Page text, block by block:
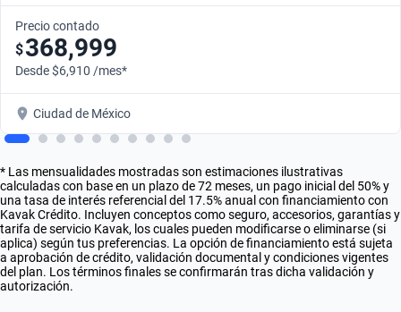
Precio contado
$368,999
Desde $6,910 /mes*
Ciudad de México
* Las mensualidades mostradas son estimaciones ilustrativas
calculadas con base en un plazo de 72 meses, un pago inicial del 50% y
una tasa de interés referencial del 17.5% anual con financiamiento con
Kavak Crédito. Incluyen conceptos como seguro, accesorios, garantías y
tarifa de servicio Kavak, los cuales pueden modificarse o eliminarse (si
aplica) según tus preferencias. La opción de financiamiento está sujeta
a aprobación de crédito, validación documental y condiciones vigentes
del plan. Los términos finales se confirmarán tras dicha validación y
autorización.